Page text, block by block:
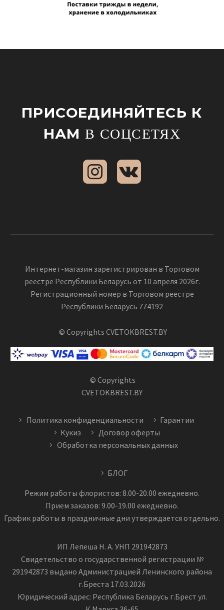
ПРИСОЕДИНЯЙТЕСЬ К
НАМ В СОЦСЕТЯХ
Интернет-магазин зарегистрирован в Торговом
реестре Республики Беларусь от 10 апреля 2026г.
Регистрационный номер в Торговом реестре
Республики Беларусь 774192
© Copyrights CVETOKBREST.BY
© Copyrights
CVETOKBREST.BY
Политика конфиденциальности
Гарантии
Кукиз
Договор оферты
Обработка персональных данных
БЛОГ
Режим работы флористов: 8.00-20.00 ежедневно.
Прием заказов: 9.00-19.00 ежедневно.
График работы в праздничные дни утверждается отдельно.
ИП Лепеша Н. А. УНП 291942873
Свидетельство о государственной регистрации №
291942873 выдано Администрацией Ленинского района
г.Бреста 17.03.2026
Юридический адрес: Республика Беларусь г.Брест ул.